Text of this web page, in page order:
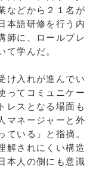
などから２１名が
本語研修を行う内
師に、ロールプレ
て学んだ。
け入れが進んでい
ってコミュニケー
レスとなる場面も
マネージャーと外
ている」と指摘。
解されにくい構造
本人の側にも意識